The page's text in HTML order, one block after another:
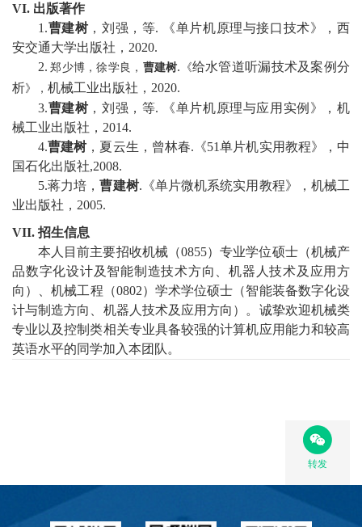
VI. 出版著作
1.曹建树 ，刘强 ， 等. 《单片机原理与接口技术》 ，西
安交通大学出版社 ， 2020.
2. 郑少博 ，徐学良 ， 曹建树. 《给水管道听漏技术及案例分
析》 ， 机械工业出版社 ， 2020.
3.曹建树 ，刘强 ， 等. 《单片机原理与应用实例》 ，机
械工业出版社 ， 2014.
4.曹建树 ， 夏云生 ， 曾林春. 《51单片机实用教程》，中
国石化出版社,2008.
5.蒋力培 ，曹建树. 《单片微机系统实用教程》，机械工
业出版社， 2005.
VII. 招生信息
本人目前主要招收机械（0855）专业学位硕士（机械产
品数字化设计及智能制造技术方向、机器人技术及应用方
向）、机械工程（0802）学术学位硕士（智能装备数字化设
计与制造方向、机器人技术及应用方向）。诚挚欢迎机械类
专业以及控制类相关专业具备较强的计算机应用能力和较高
英语水平的同学加入本团队。
转发